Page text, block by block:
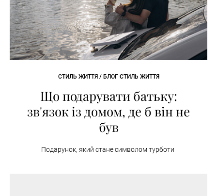
СТИЛЬ ЖИТТЯ / БЛОГ СТИЛЬ ЖИТТЯ
Що подарувати батьку:
зв'язок із домом, де б він не
був
Подарунок, який стане символом турботи